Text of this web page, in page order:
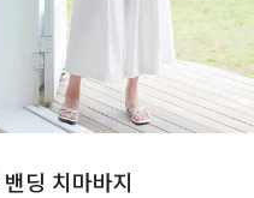
딩 치마바지